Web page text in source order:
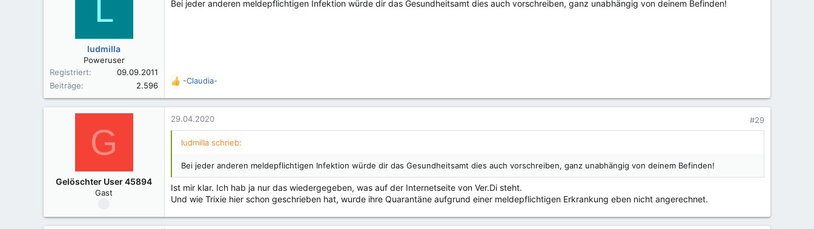
L
ludmilla
Poweruser
Registriert
09.09.2011
Beiträge
2.596
Bei jeder anderen meldepflichtigen Infektion würde dir das Gesundheitsamt dies auch vorschreiben, ganz unabhängig von deinem Befinden!
R
e
a
k
t
n
:
-Claudia-
G
Gelöschter User 45894
Gast
29.04.2020 #29
ludmilla schrieb:
Bei jeder anderen meldepflichtigen Infektion würde dir das Gesundheitsamt dies auch vorschreiben, ganz unabhängig von deinem Befinden!
Ist mir klar. Ich hab ja nur das wiedergegeben, was auf der Internetseite von Ver.Di steht.
Und wie Trixie hier schon geschrieben hat, wurde ihre Quarantäne aufgrund einer meldepflichtigen Erkrankung eben nicht angerechnet.